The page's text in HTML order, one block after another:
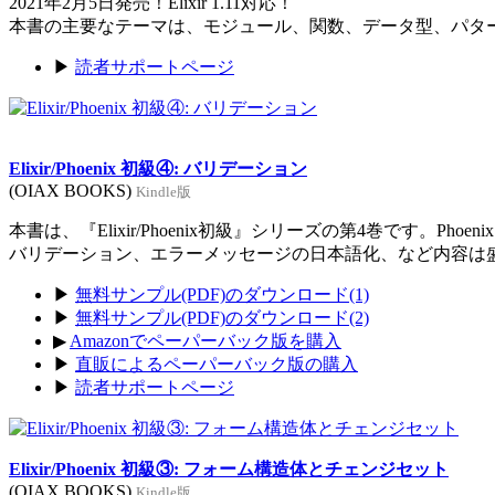
本書の主要なテーマは、モジュール、関数、データ型、パタ
▶ 読者サポートページ
Elixir/Phoenix 初級④: バリデーション
(OIAX BOOKS) Kindle版
本書は、『Elixir/Phoenix初級』シリーズの第4巻です。
バリデーション、エラーメッセージの日本語化、など内容は
▶ 無料サンプル(PDF)のダウンロード(1)
▶ 無料サンプル(PDF)のダウンロード(2)
▶ Amazonでペーパーバック版を購入
▶ 直販によるペーパーバック版の購入
▶ 読者サポートページ
Elixir/Phoenix 初級③: フォーム構造体とチェンジセット
(OIAX BOOKS)